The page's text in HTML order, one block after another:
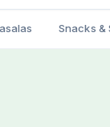
Snacks &